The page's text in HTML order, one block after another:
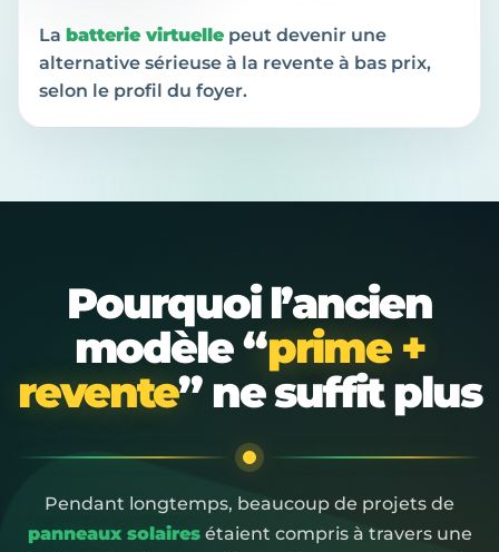
La batterie virtuelle peut devenir une
alternative sérieuse à la revente à bas prix,
selon le profil du foyer.
Pourquoi l’ancien
modèle “prime +
revente” ne suffit plus
Pendant longtemps, beaucoup de projets de
panneaux solairesétaient compris à travers une